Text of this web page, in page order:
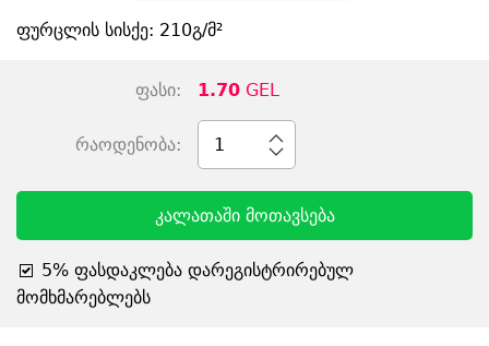
ფურცლის სისქე: 210გ/მ²
ფასი: 1.70GEL
რაოდენობა: 1
კალათაში მოთავსება
5% ფასდაკლება დარეგისტრირებულ
მომხმარებლებს